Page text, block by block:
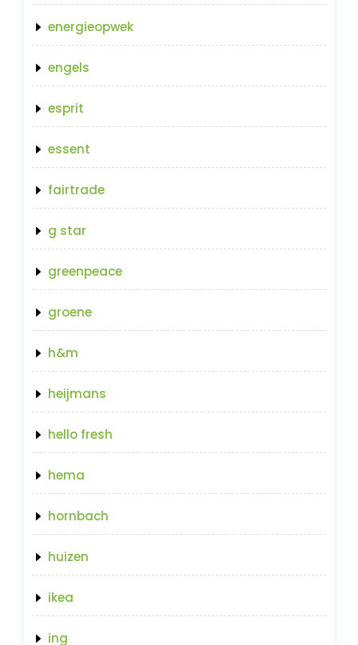
energieopwek
engels
esprit
essent
fairtrade
g star
greenpeace
groene
h&m
heijmans
hello fresh
hema
hornbach
huizen
ikea
ing